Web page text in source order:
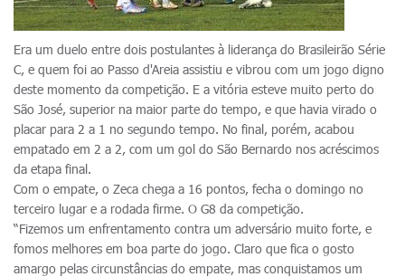
Era um duelo entre dois postulantes à liderança do Brasileirão Série
C, e quem foi ao Passo d'Areia assistiu e vibrou com um jogo digno
deste momento da competição. E a vitória esteve muito perto do
São José, superior na maior parte do tempo, e que havia virado o
placar para 2 a 1 no segundo tempo. No final, porém, acabou
empatado em 2 a 2, com um gol do São Bernardo nos acréscimos
da etapa final.
Com o empate, o Zeca chega a 16 pontos, fecha o domingo no
terceiro lugar e a rodada firme. O G8 da competição.
“Fizemos um enfrentamento contra um adversário muito forte, e
fomos melhores em boa parte do jogo. Claro que fica o gosto
amargo pelas circunstâncias do empate, mas conquistamos um